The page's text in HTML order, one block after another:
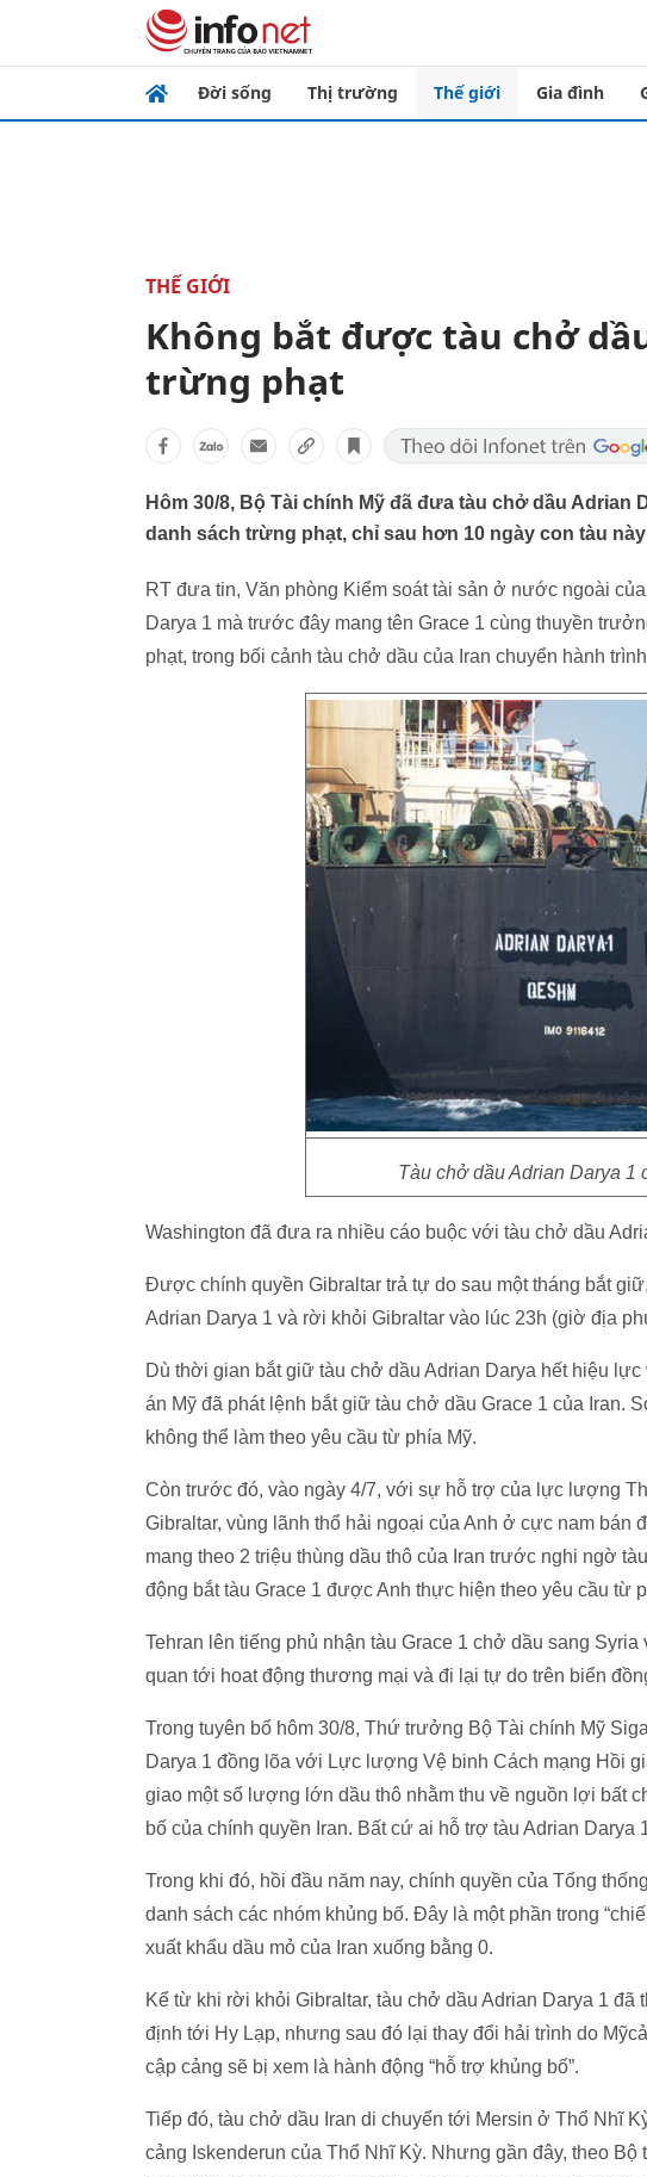
Đời sống Thị trường Thế giới Gia đình
THẾ GIỚI
Không bắt được tàu chở
trừng phạt
Hôm 30/8, Bộ Tài chính Mỹ đã đưa tàu chở dầu
danh sách trừng phạt, chỉ sau hơn 10 ngày con tàu
RT đưa tin, Văn phòng Kiểm soát tài sản ở nước ngoài
Darya 1 mà trước đây mang tên Grace 1 cùng thuyền
phạt, trong bối cảnh tàu chở dầu của Iran chuyển hành
Tàu chở dầu Adrian Darya 1
Washington đã đưa ra nhiều cáo buộc với tàu chở dầu
Được chính quyền Gibraltar trả tự do sau một tháng bắt
Adrian Darya 1 và rời khỏi Gibraltar vào lúc 23h (giờ địa
Dù thời gian bắt giữ tàu chở dầu Adrian Darya hết hiệu
án Mỹ đã phát lệnh bắt giữ tàu chở dầu Grace 1 của Iran.
không thể làm theo yêu cầu từ phía Mỹ.
Còn trước đó, vào ngày 4/7, với sự hỗ trợ của lực lượng
Gibraltar, vùng lãnh thổ hải ngoại của Anh ở cực nam bán
mang theo 2 triệu thùng dầu thô của Iran trước nghi ngờ
động bắt tàu Grace 1 được Anh thực hiện theo yêu cầu từ
Tehran lên tiếng phủ nhận tàu Grace 1 chở dầu sang
quan tới hoat động thương mại và đi lại tự do trên biển
Trong tuyên bố hôm 30/8, Thứ trưởng Bộ Tài chính Mỹ
Darya 1 đồng lõa với Lực lượng Vệ binh Cách mạng Hồi
giao một số lượng lớn dầu thô nhằm thu về nguồn lợi bất
bố của chính quyền Iran. Bất cứ ai hỗ trợ tàu Adrian Darya
Trong khi đó, hồi đầu năm nay, chính quyền của Tổng
danh sách các nhóm khủng bố. Đây là một phần trong
xuất khẩu dầu mỏ của Iran xuống bằng 0.
Kể từ khi rời khỏi Gibraltar, tàu chở dầu Adrian Darya 1 đã
định tới Hy Lạp, nhưng sau đó lại thay đổi hải trình do
cập cảng sẽ bị xem là hành động “hỗ trợ khủng bố”.
Tiếp đó, tàu chở dầu Iran di chuyển tới Mersin ở Thổ Nhĩ
cảng Iskenderun của Thổ Nhĩ Kỳ. Nhưng gần đây, theo